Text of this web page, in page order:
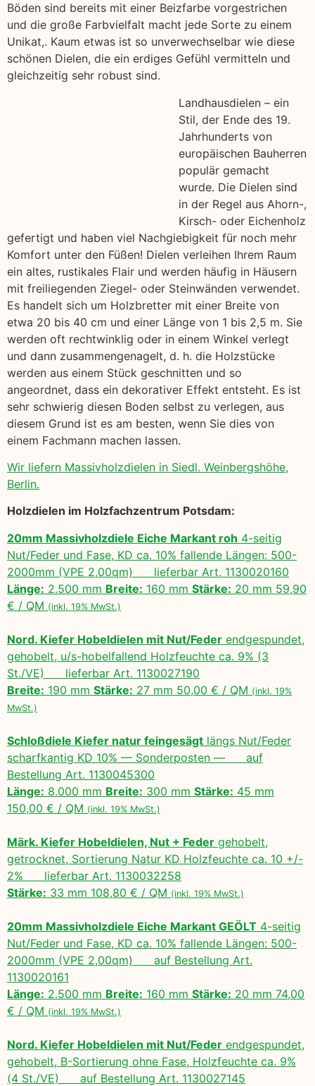
Böden sind bereits mit einer Beizfarbe vorgestrichen
und die große Farbvielfalt macht jede Sorte zu einem
Unikat,. Kaum etwas ist so unverwechselbar wie diese
schönen Dielen, die ein erdiges Gefühl vermitteln und
gleichzeitig sehr robust sind.
Landhausdielen – ein
Stil, der Ende des 19.
Jahrhunderts von
europäischen Bauherren
populär gemacht
wurde. Die Dielen sind
in der Regel aus Ahorn-,
Kirsch- oder Eichenholz
gefertigt und haben viel Nachgiebigkeit für noch mehr
Komfort unter den Füßen! Dielen verleihen Ihrem Raum
ein altes, rustikales Flair und werden häufig in Häusern
mit freiliegenden Ziegel- oder Steinwänden verwendet.
Es handelt sich um Holzbretter mit einer Breite von
etwa 20 bis 40 cm und einer Länge von 1 bis 2,5 m. Sie
werden oft rechtwinklig oder in einem Winkel verlegt
und dann zusammengenagelt, d. h. die Holzstücke
werden aus einem Stück geschnitten und so
angeordnet, dass ein dekorativer Effekt entsteht. Es ist
sehr schwierig diesen Boden selbst zu verlegen, aus
diesem Grund ist es am besten, wenn Sie dies von
einem Fachmann machen lassen.
Wir liefern Massivholzdielen in Siedl. Weinbergshöhe,
Berlin.
Holzdielen im Holzfachzentrum Potsdam:
20mm Massivholzdiele Eiche Markant roh 4-seitig
Nut/Feder und Fase, KD ca. 10% fallende Längen: 500-
2000mm (VPE 2,00qm) lieferbar Art. 1130020160
Länge: 2.500 mm Breite: 160 mm Stärke: 20 mm 59,90
€ / QM (inkl. 19% MwSt.)
Nord. Kiefer Hobeldielen mit Nut/Feder endgespundet,
gehobelt, u/s-hobelfallend Holzfeuchte ca. 9% (3
St./VE) lieferbar Art. 1130027190
Breite: 190 mm Stärke: 27 mm 50,00 € / QM (inkl. 19%
MwSt.)
Schloßdiele Kiefer natur feingesägt längs Nut/Feder
scharfkantig KD 10% — Sonderposten — auf
Bestellung Art. 1130045300
Länge: 8.000 mm Breite: 300 mm Stärke: 45 mm
150,00 € / QM (inkl. 19% MwSt.)
Märk. Kiefer Hobeldielen, Nut + Feder gehobelt,
getrocknet, Sortierung Natur KD Holzfeuchte ca. 10 +/-
2% lieferbar Art. 1130032258
Stärke: 33 mm 108,80 € / QM (inkl. 19% MwSt.)
20mm Massivholzdiele Eiche Markant GEÖLT 4-seitig
Nut/Feder und Fase, KD ca. 10% fallende Längen: 500-
2000mm (VPE 2,00qm) auf Bestellung Art.
1130020161
Länge: 2.500 mm Breite: 160 mm Stärke: 20 mm 74,00
€ / QM (inkl. 19% MwSt.)
Nord. Kiefer Hobeldielen mit Nut/Feder endgespundet,
gehobelt, B-Sortierung ohne Fase, Holzfeuchte ca. 9%
(4 St./VE) auf Bestellung Art. 1130027145